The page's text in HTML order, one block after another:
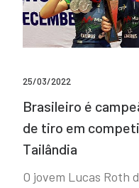
25/03/2022
Brasileiro é
de tiro em
Tailândia
O jovem Lucas Roth